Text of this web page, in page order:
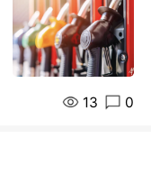
13 0